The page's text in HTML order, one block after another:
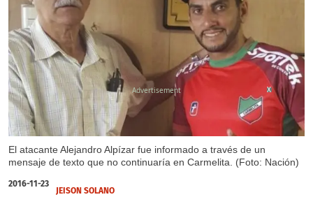
El atacante Alejandro Alpízar fue informado a través de un
mensaje de texto que no continuaría en Carmelita. (Foto: Nación)
X
2016-11-23
JEISON SOLANO